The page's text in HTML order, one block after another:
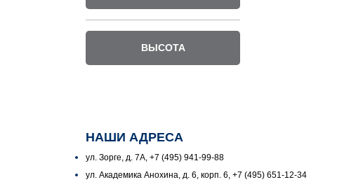
ВЫСОТА
НАШИ АДРЕСА
ул. Зорге, д. 7А, +7 (495) 941-99-88
ул. Академика Анохина, д. 6, корп. 6, +7 (495) 651-12-34